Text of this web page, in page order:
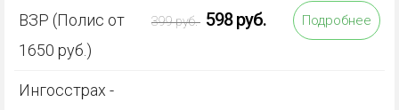
ВЗР (Полис от
1650 руб.)
399 руб. 598 руб. Подробнее
Ингосстрах -